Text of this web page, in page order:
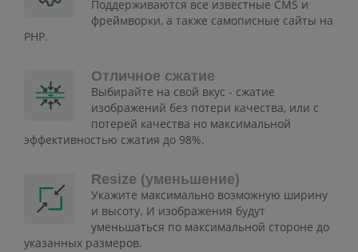
Поддерживаются все известные CMS и
фреймворки, а также самописные сайты на
PHP.
Отличное сжатие
Выбирайте на свой вкус - сжатие
изображений без потери качества, или с
потерей качества но максимальной
эффективностью сжатия до 98%.
Resize (уменьшение)
Укажите максимально возможную ширину
и высоту. И изображения будут
уменьшаться по максимальной стороне до
указанных размеров.